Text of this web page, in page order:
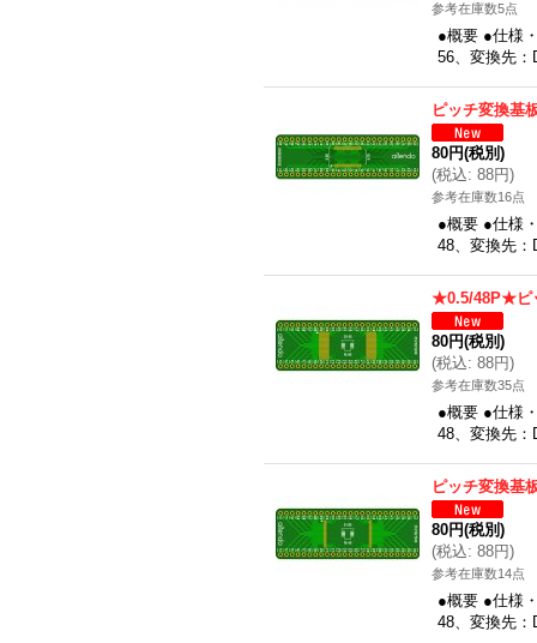
参考在庫数5点
●概要 ●仕様
56、変換先
ピッチ変換
80円(税別)
(税込: 88円)
参考在庫数16点
●概要 ●仕様
48、変換先
★0.5/48P★ピ
80円(税別)
(税込: 88円)
参考在庫数35点
●概要 ●仕様
48、変換先
ピッチ変換基
80円(税別)
(税込: 88円)
参考在庫数14点
●概要 ●仕様
48、変換先